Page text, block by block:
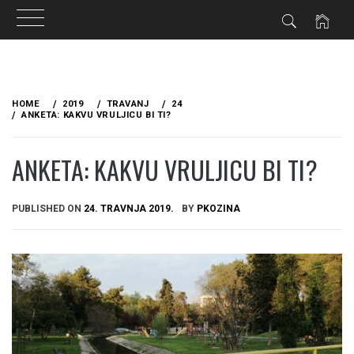
content
HOME 2019 TRAVANJ
24
ANKETA: KAKVU VRULJICU BI TI?
ANKETA: KAKVU VRULJICU BI TI?
PUBLISHED ON 24. TRAVNJA 2019. BY PKOZINA